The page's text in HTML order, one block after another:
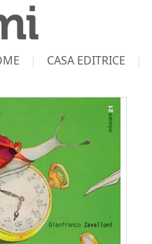
CASA EDITRICE